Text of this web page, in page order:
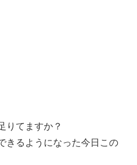
りてますか？
きるようになった今日この